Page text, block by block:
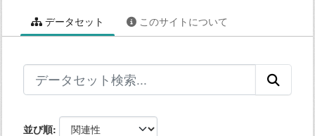
データセット このサイトについて
並び順